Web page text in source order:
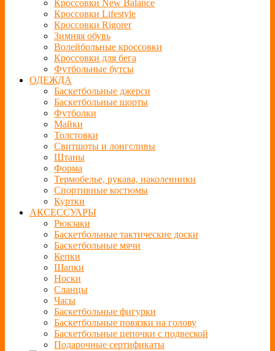
Кроссовки New Balance
Кроссовки Lifestyle
Кроссовки Rigorer
Зимняя обувь
Волейбольные кроссовки
Кроссовки для бега
Футбольные бутсы
ОДЕЖДА
Баскетбольные джерси
Баскетбольные шорты
Футболки
Майки
Толстовки
Свитшоты и лонгсливы
Штаны
Форма
Термобелье, рукава, наколенники
Спортивные костюмы
Куртки
АКСЕССУАРЫ
Рюкзаки
Баскетбольные тактические доски
Баскетбольные мячи
Кепки
Шапки
Носки
Сланцы
Часы
Баскетбольные фигурки
Баскетбольные повязки на голову
Баскетбольные цепочки с подвеской
Подарочные сертификаты